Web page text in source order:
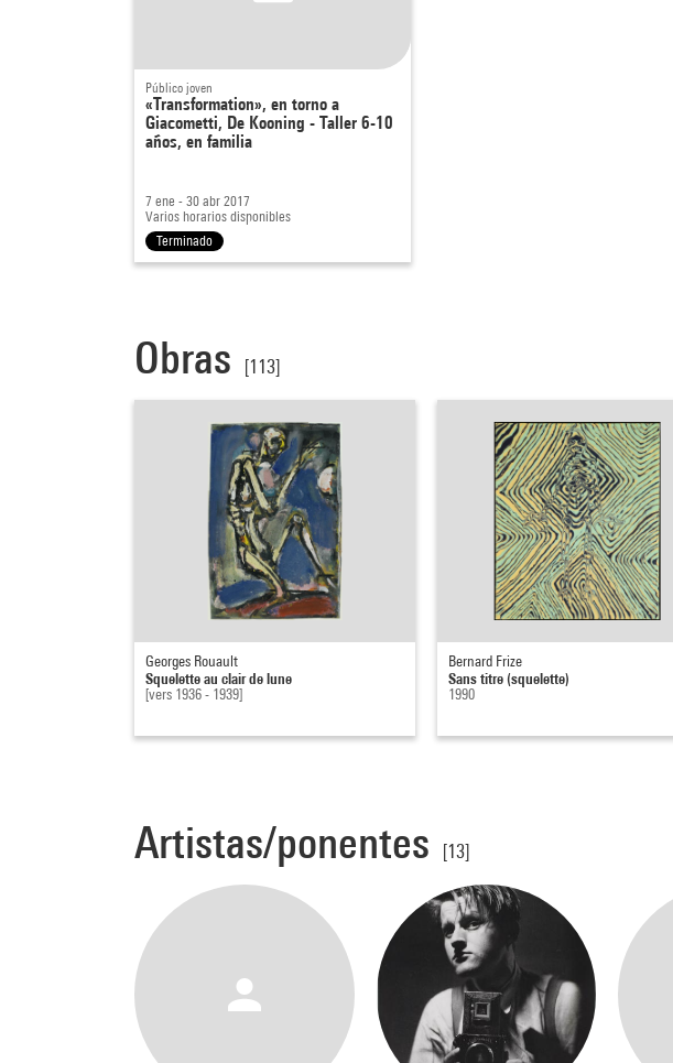
Público joven
«Transformation», en torno a
Giacometti, De Kooning - Taller 6-10
años, en familia
7 ene - 30 abr 2017
Varios horarios disponibles
Terminado
Obras [113]
Georges Rouault
Squelette au clair de lune
[vers 1936 - 1939]
Bernard Frize
Sans titre (squelette)
1990
Artistas/ponentes [13]